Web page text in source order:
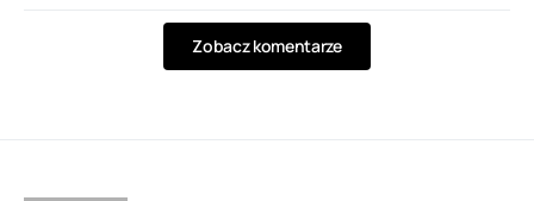
Zobacz komentarze